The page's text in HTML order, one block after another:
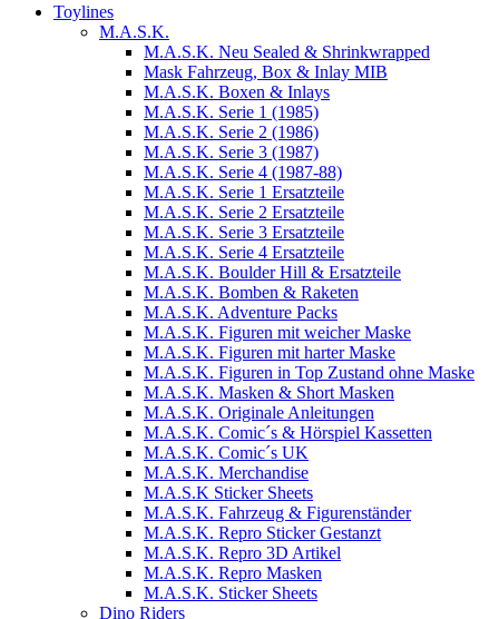
Toylines
M.A.S.K.
M.A.S.K. Neu Sealed & Shrinkwrapped
Mask Fahrzeug, Box & Inlay MIB
M.A.S.K. Boxen & Inlays
M.A.S.K. Serie 1 (1985)
M.A.S.K. Serie 2 (1986)
M.A.S.K. Serie 3 (1987)
M.A.S.K. Serie 4 (1987-88)
M.A.S.K. Serie 1 Ersatzteile
M.A.S.K. Serie 2 Ersatzteile
M.A.S.K. Serie 3 Ersatzteile
M.A.S.K. Serie 4 Ersatzteile
M.A.S.K. Boulder Hill & Ersatzteile
M.A.S.K. Bomben & Raketen
M.A.S.K. Adventure Packs
M.A.S.K. Figuren mit weicher Maske
M.A.S.K. Figuren mit harter Maske
M.A.S.K. Figuren in Top Zustand ohne Maske
M.A.S.K. Masken & Short Masken
M.A.S.K. Originale Anleitungen
M.A.S.K. Comic´s & Hörspiel Kassetten
M.A.S.K. Comic´s UK
M.A.S.K. Merchandise
M.A.S.K Sticker Sheets
M.A.S.K. Fahrzeug & Figurenständer
M.A.S.K. Repro Sticker Gestanzt
M.A.S.K. Repro 3D Artikel
M.A.S.K. Repro Masken
M.A.S.K. Sticker Sheets
Dino Riders